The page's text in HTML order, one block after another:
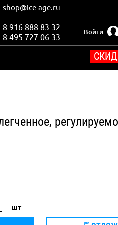
shop@ice-age.ru
8 916 888 83 32
8 495 727 06 33
Войти
шт